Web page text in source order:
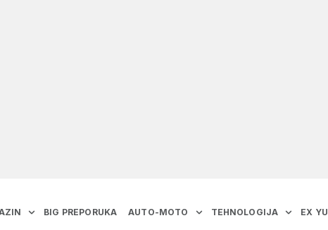
BIG PREPORUKA AUTO-MOTO TEHNOLOGIJA EX YU